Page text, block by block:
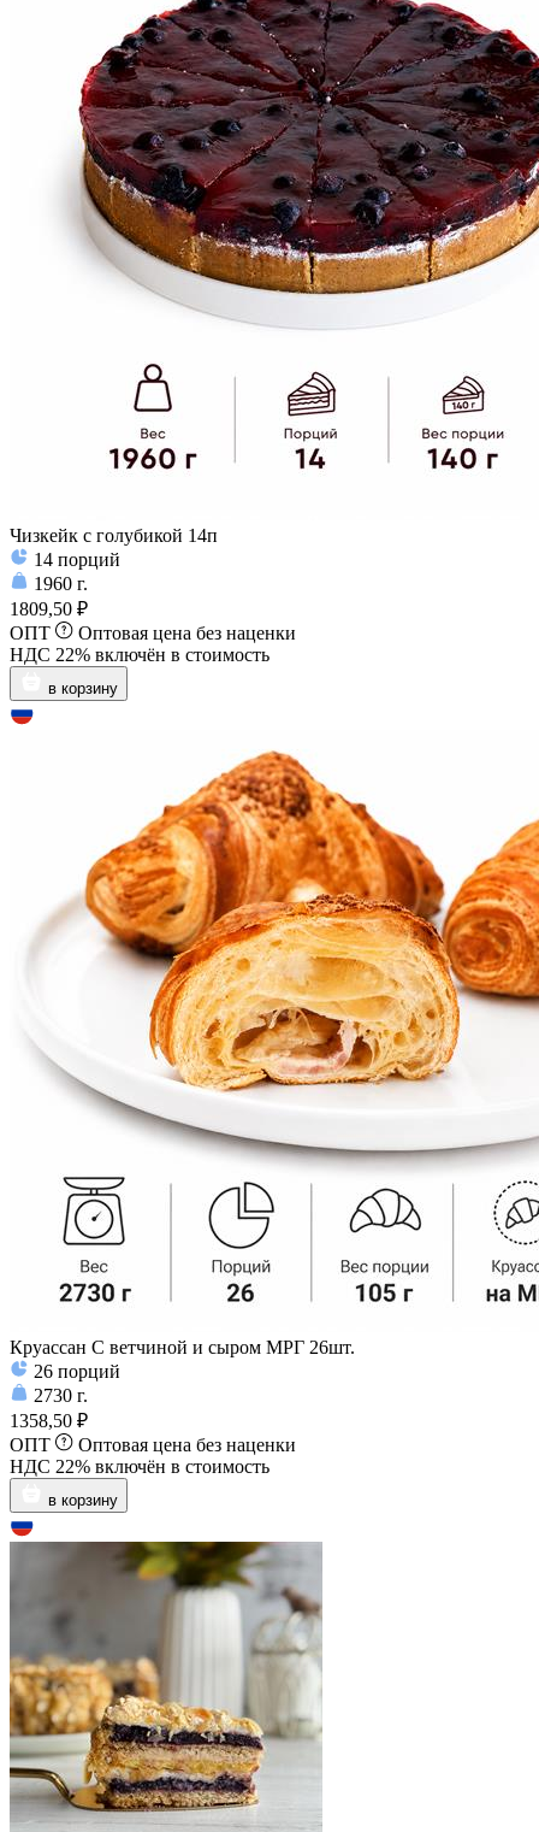
Чизкейк с голубикой 14п
14 порций
1960 г.
1809,50 ₽
ОПТ
Оптовая цена без наценки
НДС 22% включён в стоимость
в корзину
Круассан С ветчиной и сыром МРГ 26шт.
26 порций
2730 г.
1358,50 ₽
ОПТ
Оптовая цена без наценки
НДС 22% включён в стоимость
в корзину